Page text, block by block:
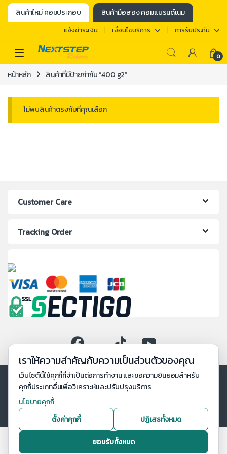
สินค้าใหม่ คอมประกอบ สินค้ามือสอง คอมแบรนด์เนม
แจ้งชำระเงิน เงื่อนไขบริการ การรับประกัน
0
หน้าหลัก สินค้าที่มีป้ายกำกับ “400 g2”
ไม่พบสินค้าตรงกับที่คุณเลือก
Customer Care
Tracking Order
เราให้ความสำคัญกับความเป็นส่วนตัวของคุณ
เว็บไซต์นี้ใช้คุกกี้ที่จำเป็นต่อการทำงาน และขอความยินยอมสำหรับ
คุกกี้ประเภทอื่นเพื่อวิเคราะห์และปรับปรุงบริการ
นโยบายคุกกี้
ตั้งค่าคุกกี้
ปฏิเสธทั้งหมด
ยอมรับทั้งหมด